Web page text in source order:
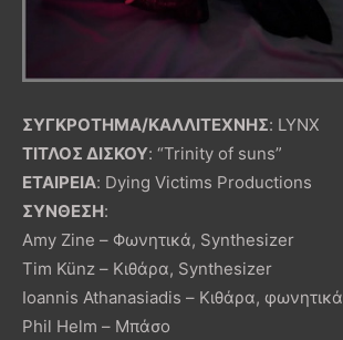
ΣΥΓΚΡΟΤΗΜΑ/ΚΑΛΛΙΤΕΧΝΗΣ: LYNX
ΤΙΤΛΟΣ ΔΙΣΚΟΥ: “Trinity of suns”
ΕΤΑΙΡΕΙΑ: Dying Victims Productions
ΣΥΝΘΕΣΗ:
Amy Zine – Φωνητικά, Synthesizer
Tim Künz – Κιθάρα, Synthesizer
Ioannis Athanasiadis – Κιθάρα, φωνητικά
Phil Helm – Μπάσο